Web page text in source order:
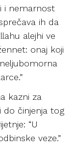
i nemarnost
ih da
alejhi ve
onaj koji
kazni za
do činjenja tog
“U
veze.”